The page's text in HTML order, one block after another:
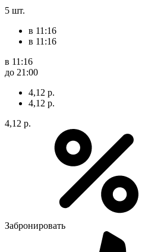
5 шт.
в 11:16
в 11:16
в 11:16
до 21:00
4,12 р.
4,12 р.
4,12 р.
Забронировать